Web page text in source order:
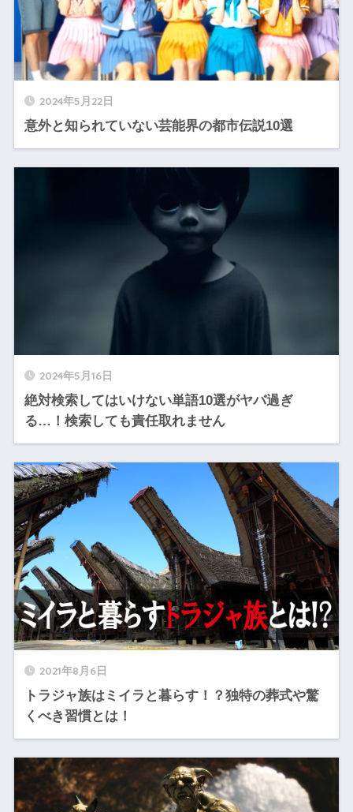
2024年5月22日
意外と知られていない芸能界の都市伝説10選
2024年5月16日
絶対検索してはいけない単語10選がヤバ過ぎ
る…！検索しても責任取れません
2021年8月6日
トラジャ族はミイラと暮らす！？独特の葬式や驚
くべき習慣とは！